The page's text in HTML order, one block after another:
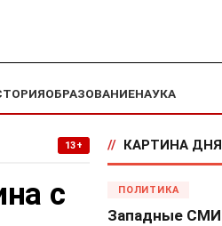
ОБРАЗОВАНИЕНАУКА
13+
с
// КАРТИНА ДНЯ
ПОЛИТИКА
Западные СМИ